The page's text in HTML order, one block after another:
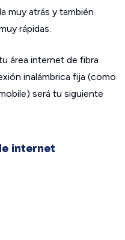
muy atrás y también
rápidas.
área internet de fibra
inalámbrica fija (como
será tu siguiente
internet